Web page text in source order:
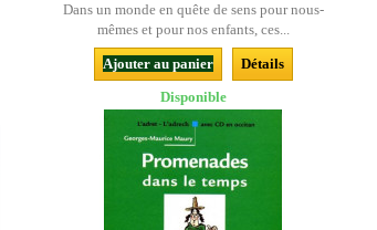
Dans un monde en quête de sens pour nous-
mêmes et pour nos enfants, ces...
Ajouter au panier
Détails
Disponible